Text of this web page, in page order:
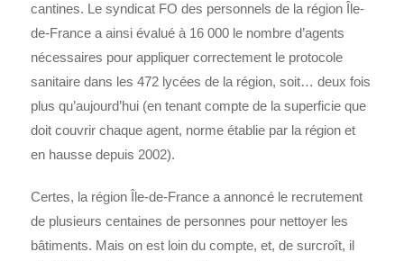
cantines. Le syndicat FO des personnels de la région Île-
de-France a ainsi évalué à 16 000 le nombre d’agents
nécessaires pour appliquer correctement le protocole
sanitaire dans les 472 lycées de la région, soit… deux fois
plus qu’aujourd’hui (en tenant compte de la superficie que
doit couvrir chaque agent, norme établie par la région et
en hausse depuis 2002).
Certes, la région Île-de-France a annoncé le recrutement
de plusieurs centaines de personnes pour nettoyer les
bâtiments. Mais on est loin du compte, et, de surcroît, il